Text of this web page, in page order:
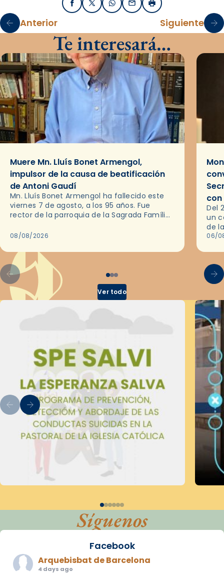
FacebookX / TwitterWhatsApp
EmailImprimir
Anterior Siguiente
Te interesará…
Muere Mn. Lluís Bonet Armengol,
impulsor de la causa de beatificación
de Antoni Gaudí
Mn. Lluís Bonet Armengol ha fallecido este
viernes 7 de agosto, a los 95 años. Fue
rector de la parroquia de la Sagrada Família
08/08/2026
Del
un
de
en
06/
Ver todo
Síguenos
Facebook
Arquebisbat de Barcelona
4 days ago